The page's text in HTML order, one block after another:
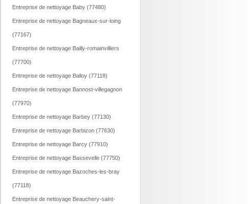
Entreprise de nettoyage Baby (77480)
Entreprise de nettoyage Bagneaux-sur-loing
(77167)
Entreprise de nettoyage Bailly-romainvilliers
(77700)
Entreprise de nettoyage Balloy (77118)
Entreprise de nettoyage Bannost-villegagnon
(77970)
Entreprise de nettoyage Barbey (77130)
Entreprise de nettoyage Barbizon (77630)
Entreprise de nettoyage Barcy (77910)
Entreprise de nettoyage Bassevelle (77750)
Entreprise de nettoyage Bazoches-les-bray
(77118)
Entreprise de nettoyage Beauchery-saint-